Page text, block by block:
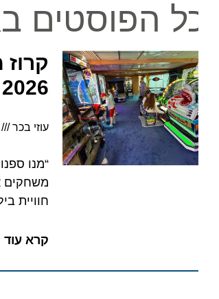
הפוסטים
קרוז
2026
עוזי בכר 31 במאי 2026
משחקים
חוויית בילוי
קרא עוד »